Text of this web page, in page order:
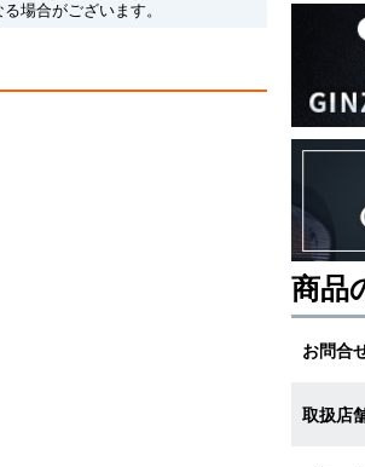
場合がございます。
商品
お問合
取扱店